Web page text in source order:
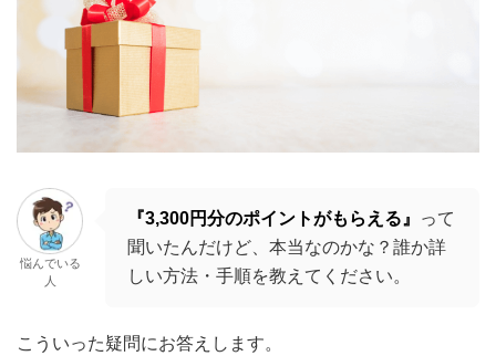
悩んでいる
人
『3,300円分のポイントがもらえる』
って
聞いたんだけど、本当なのかな？誰か詳
しい方法・手順を教えてください。
こういった疑問にお答えします。